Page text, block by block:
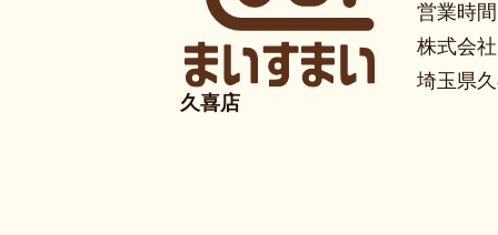
久喜店
営業時
株式会
埼玉県